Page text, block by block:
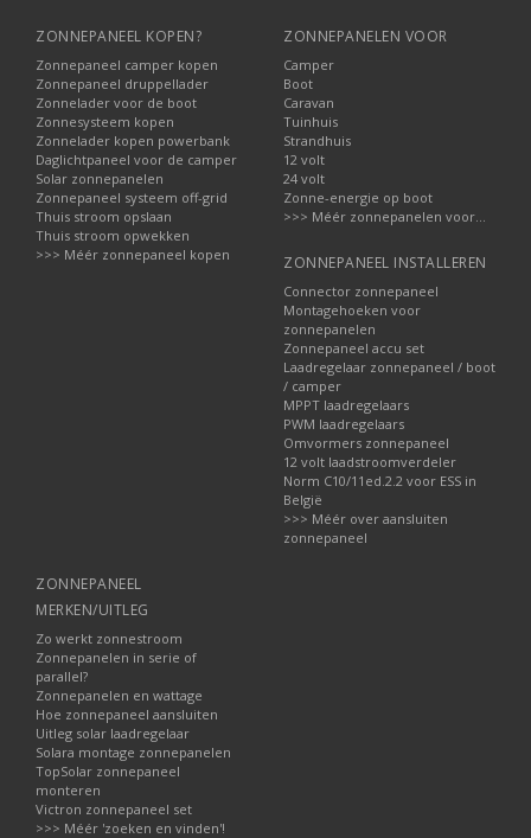
ZONNEPANEEL KOPEN?
Zonnepaneel camper kopen
Zonnepaneel druppellader
Zonnelader voor de boot
Zonnesysteem kopen
Zonnelader kopen powerbank
Daglichtpaneel voor de camper
Solar zonnepanelen
Zonnepaneel systeem off-grid
Thuis stroom opslaan
Thuis stroom opwekken
>>> Méér zonnepaneel kopen
ZONNEPANELEN VOOR
Camper
Boot
Caravan
Tuinhuis
Strandhuis
12 volt
24 volt
Zonne-energie op boot
>>> Méér zonnepanelen voor...
ZONNEPANEEL INSTALLEREN
Connector zonnepaneel
Montagehoeken voor
zonnepanelen
Zonnepaneel accu set
Laadregelaar zonnepaneel / boot
/ camper
MPPT laadregelaars
PWM laadregelaars
Omvormers zonnepaneel
12 volt laadstroomverdeler
Norm C10/11ed.2.2 voor ESS in
België
>>> Méér over aansluiten
zonnepaneel
ZONNEPANEEL
MERKEN/UITLEG
Zo werkt zonnestroom
Zonnepanelen in serie of
parallel?
Zonnepanelen en wattage
Hoe zonnepaneel aansluiten
Uitleg solar laadregelaar
Solara montage zonnepanelen
TopSolar zonnepaneel
monteren
Victron zonnepaneel set
>>> Méér 'zoeken en vinden'!